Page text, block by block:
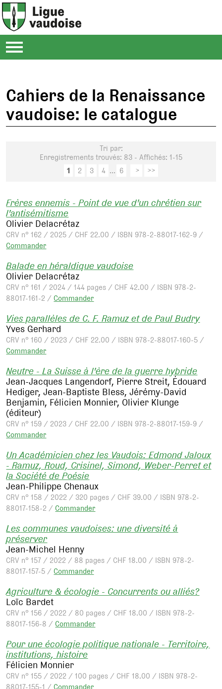
Cahiers de la Renaissance
vaudoise: le catalogue
Tri par:
Enregistrements trouvés: 83 - Affichés: 1-15
1
2 3 4 ... 6 > >>
Frères ennemis - Point de vue d'un chrétien sur
l'antisémitisme
Olivier Delacrétaz
CRV n° 162 / 2025 / CHF 22.00 / ISBN 978-2-88017-162-9 /
Commander
Balade en héraldique vaudoise
Olivier Delacrétaz
CRV n° 161 / 2024 / 144 pages / CHF 42.00 / ISBN 978-2-
88017-161-2 /Commander
Vies parallèles de C. F. Ramuz et de Paul Budry
Yves Gerhard
CRV n° 160 / 2023 / CHF 22.00 / ISBN 978-2-88017-160-5 /
Commander
Neutre - La Suisse à l'ère de la guerre hybride
Jean-Jacques Langendorf, Pierre Streit, Édouard
Hediger, Jean-Baptiste Bless, Jérémy-David
Benjamin, Félicien Monnier, Olivier Klunge
(éditeur)
CRV n° 159 / 2023 / CHF 22.00 / ISBN 978-2-88017-159-9 /
Commander
Un Académicien chez les Vaudois: Edmond Jaloux
- Ramuz, Roud, Crisinel, Simond, Weber-Perret et
la Société de Poésie
Jean-Philippe Chenaux
CRV n° 158 / 2022 / 320 pages / CHF 39.00 / ISBN 978-2-
88017-158-2 /Commander
Les communes vaudoises: une diversité à
préserver
Jean-Michel Henny
CRV n° 157 / 2022 / 88 pages / CHF 18.00 / ISBN 978-2-
88017-157-5 /Commander
Agriculture & écologie - Concurrents ou alliés?
Loïc Bardet
CRV n° 156 / 2022 / 80 pages / CHF 18.00 / ISBN 978-2-
88017-156-8 /Commander
Pour une écologie politique nationale - Territoire,
institutions, histoire
Félicien Monnier
CRV n° 155 / 2022 / 100 pages / CHF 18.00 / ISBN 978-2-